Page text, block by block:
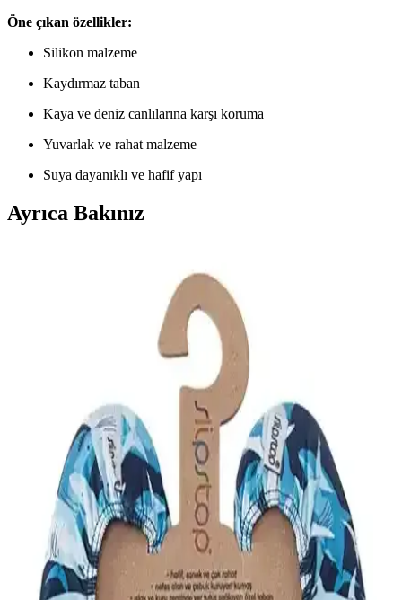
Öne çıkan özellikler:
Silikon malzeme
Kaydırmaz taban
Kaya ve deniz canlılarına karşı koruma
Yuvarlak ve rahat malzeme
Suya dayanıklı ve hafif yapı
Ayrıca Bakınız
Çocuk ve Yetişkinler İçin Kaydırmaz Deniz
Ayakkabıları Karşılaştırması
İki popüler kaydırmaz deniz ayakkabısını detaylı karşılaştırıyoruz.
Ürünlerin özellikleri, kullanıcı yorumları ve kullanım alanlarıyla en
uygun seçimi yapmanıza yardımcı oluyoruz.
Mars ve Navy Slipstop Kaydırmaz Deniz
Ayakkabıları: Beden Uyumları ve Taban Özellikleri
Bu karşılaştırmada Slipstop Mars ve Slipstop Navy deniz
ayakkabıları güvenlik ve konfor açısından incelenir. Beden uyumu,
kaydırmaz taban özelliği, yaş grubu ve üretici bilgileri ele alınır;
kullanıcı yorumları da ürünlerin günlük performansını özetler.
Deniz ve Yürüyüş Ayakkabıları Karşılaştırması:
Kaymaz, Ortopedik ve Çok Amaçlı Modeller
Bu makalede, Diggo'nun kaymaz tabanlı dayanıklı ayakkabısı ile